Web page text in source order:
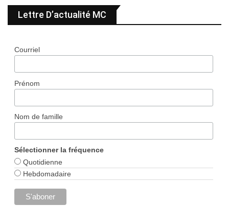
Lettre D’actualité MC
Courriel
Prénom
Nom de famille
Sélectionner la fréquence
Quotidienne
Hebdomadaire